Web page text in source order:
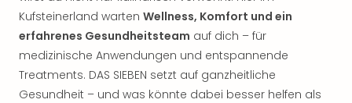
Kufsteinerland warten Wellness, Komfort und ein
erfahrenes Gesundheitsteam auf dich – für
medizinische Anwendungen und entspannende
Treatments. DAS SIEBEN setzt auf ganzheitliche
Gesundheit – und was könnte dabei besser helfen als